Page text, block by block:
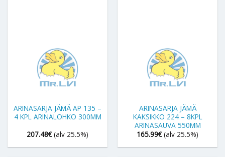
ARINASARJA JÄMÄ AP 135 –
4 KPL ARINALOHKO 300MM
207.48€ (alv 25.5%)
ARINASARJA JÄMÄ
KAKSIKKO 224 – 8KPL
ARINASAUVA 550MM
165.99€ (alv 25.5%)